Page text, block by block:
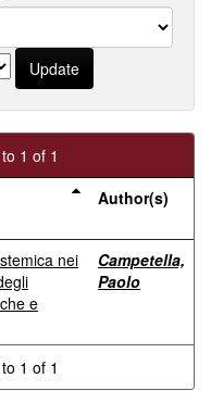
1 of 1
Author(s)
nei
e
Campetella,
Paolo
1 of 1